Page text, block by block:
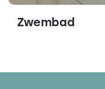
Zwembad